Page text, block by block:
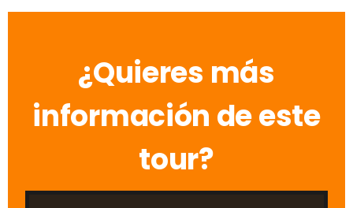
¿Quieres más
información de este
tour?